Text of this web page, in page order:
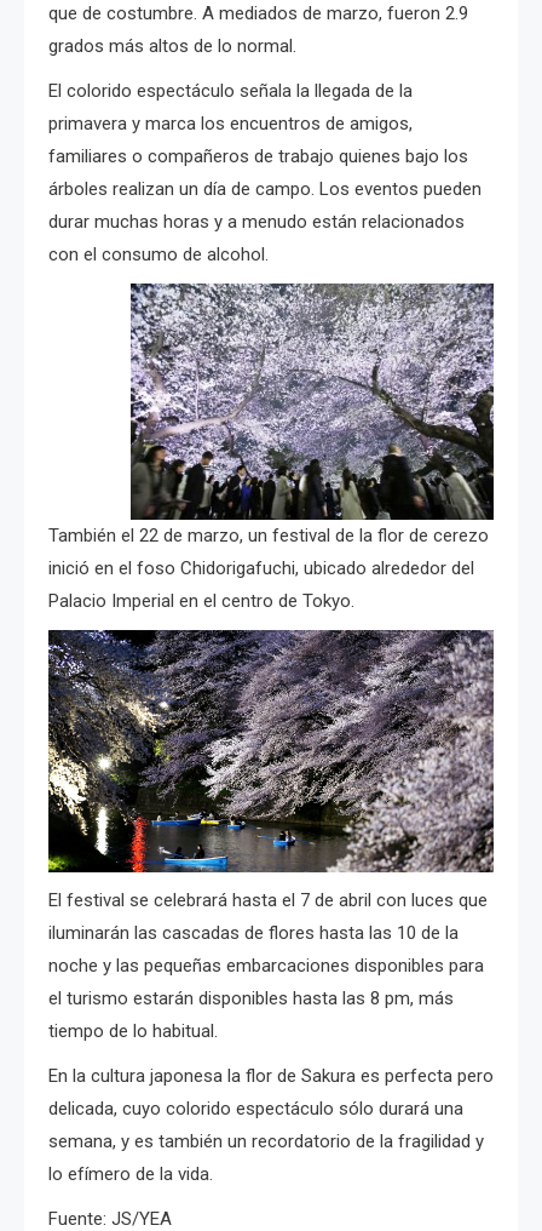
que de costumbre. A mediados de marzo, fueron 2.9
grados más altos de lo normal.
El colorido espectáculo señala la llegada de la
primavera y marca los encuentros de amigos,
familiares o compañeros de trabajo quienes bajo los
árboles realizan un día de campo. Los eventos pueden
durar muchas horas y a menudo están relacionados
con el consumo de alcohol.
También el 22 de marzo, un festival de la flor de cerezo
inició en el foso Chidorigafuchi, ubicado alrededor del
Palacio Imperial en el centro de Tokyo.
El festival se celebrará hasta el 7 de abril con luces que
iluminarán las cascadas de flores hasta las 10 de la
noche y las pequeñas embarcaciones disponibles para
el turismo estarán disponibles hasta las 8 pm, más
tiempo de lo habitual.
En la cultura japonesa la flor de Sakura es perfecta pero
delicada, cuyo colorido espectáculo sólo durará una
semana, y es también un recordatorio de la fragilidad y
lo efímero de la vida.
Fuente: JS/YEA